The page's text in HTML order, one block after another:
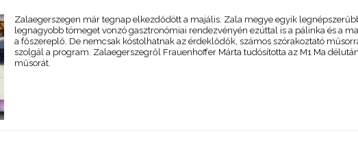
Zalaegerszegen már tegnap elkezdődött a majális. Zala megye egyik
legnagyobb tömeget vonzó gasztronómiai rendezvényén ezúttal is a pálinka és a
a főszereplő. De nemcsak kóstolhatnak az érdeklődők, számos szórakoztató
szolgál a program. Zalaegerszegről Frauenhoffer Márta tudósította az M1 Ma
műsorát.